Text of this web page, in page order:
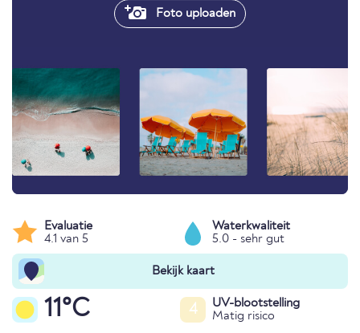
Foto uploaden
Evaluatie
4.1 van 5
Waterkwaliteit
5.0 - sehr gut
Bekijk kaart
11°C 4
UV-blootstelling
Matig risico